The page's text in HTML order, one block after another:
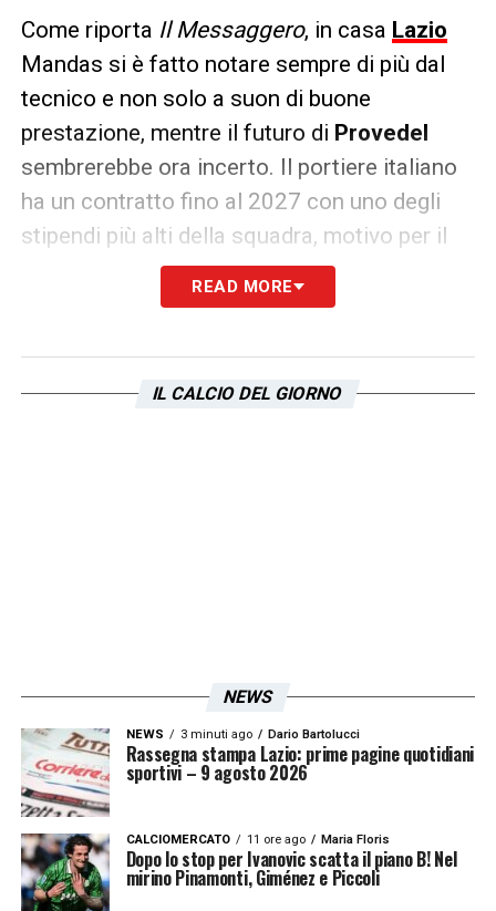
Come riporta Il Messaggero, in casa Lazio
Mandas si è fatto notare sempre di più dal
tecnico e non solo a suon di buone
prestazione, mentre il futuro di Provedel
sembrerebbe ora incerto. Il portiere italiano
ha un contratto fino al 2027 con uno degli
stipendi più alti della squadra, motivo per il
quale la società aveva provato a cederlo
anche la scorsa estate, e non vorrebbe
Nel caso in cui dovesse accadere la
READ MORE
IL CALCIO DEL GIORNO
NEWS
NEWS 3 minuti ago Dario Bartolucci
Rassegna stampa Lazio: prime pagine quotidiani
sportivi – 9 agosto 2026
CALCIOMERCATO 11 ore ago Maria Floris
Dopo lo stop per Ivanovic scatta il piano B! Nel
mirino Pinamonti, Giménez e Piccoli